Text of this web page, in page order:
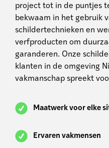
project tot in de puntjes
bekwaam in het gebruik
schildertechnieken en
verfproducten om
garanderen. Onze
klanten in de omgeving
vakmanschap spreekt
Maatwerk voor elke
Ervaren vakmensen